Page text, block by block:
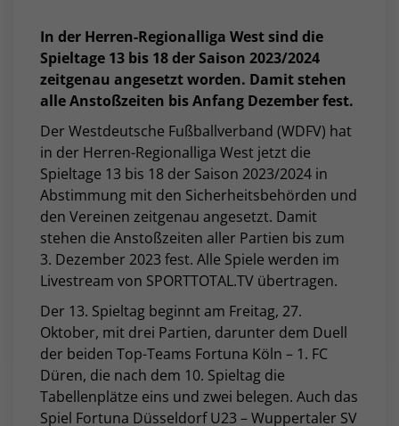
In der Herren-Regionalliga West sind die
Spieltage 13 bis 18 der Saison 2023/2024
zeitgenau angesetzt worden. Damit stehen
alle Anstoßzeiten bis Anfang Dezember fest.
Der Westdeutsche Fußballverband (WDFV) hat
in der Herren-Regionalliga West jetzt die
Spieltage 13 bis 18 der Saison 2023/2024 in
Abstimmung mit den Sicherheitsbehörden und
den Vereinen zeitgenau angesetzt. Damit
stehen die Anstoßzeiten aller Partien bis zum
3. Dezember 2023 fest. Alle Spiele werden im
Livestream von SPORTTOTAL.TV übertragen.
Der 13. Spieltag beginnt am Freitag, 27.
Oktober, mit drei Partien, darunter dem Duell
der beiden Top-Teams Fortuna Köln – 1. FC
Düren, die nach dem 10. Spieltag die
Tabellenplätze eins und zwei belegen. Auch das
Spiel Fortuna Düsseldorf U23 – Wuppertaler SV